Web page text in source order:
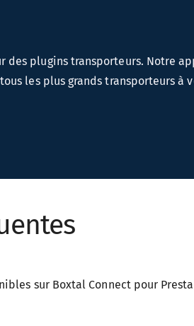
des plugins transporteurs. Notre
les plus grands transporteurs à
sur Boxtal Connect pour